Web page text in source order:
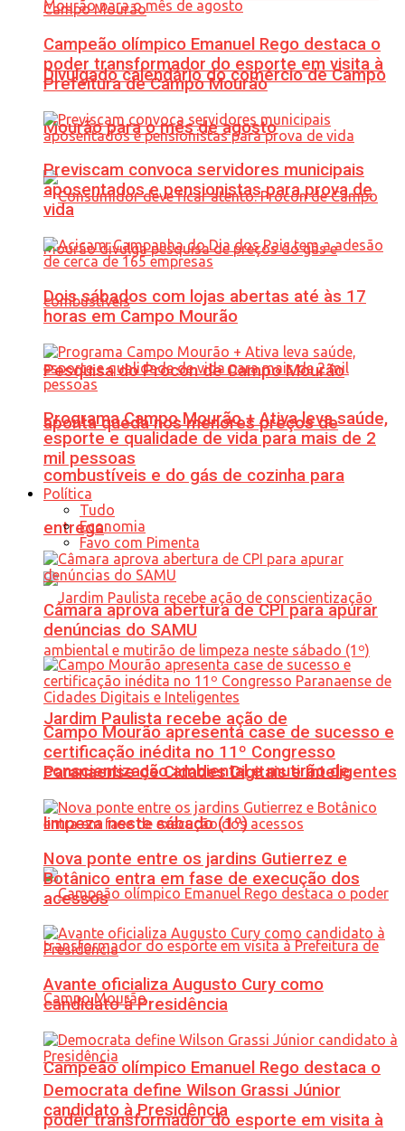
Divulgado calendário do comércio de Campo
Mourão para o mês de agosto
Pesquisa do Procon de Campo Mourão
aponta queda nos menores preços de
combustíveis e do gás de cozinha para
entrega
Jardim Paulista recebe ação de
conscientização ambiental e mutirão de
limpeza neste sábado (1º)
Campeão olímpico Emanuel Rego destaca o
poder transformador do esporte em visita à
Campeão olímpico Emanuel Rego destaca o
poder transformador do esporte em visita à
Prefeitura de Campo Mourão
Previscam convoca servidores municipais
aposentados e pensionistas para prova de
vida
Dois sábados com lojas abertas até às 17
horas em Campo Mourão
Programa Campo Mourão + Ativa leva saúde,
esporte e qualidade de vida para mais de 2
mil pessoas
Política
Tudo
Economia
Favo com Pimenta
Câmara aprova abertura de CPI para apurar
denúncias do SAMU
Campo Mourão apresenta case de sucesso e
certificação inédita no 11º Congresso
Paranaense de Cidades Digitais e Inteligentes
Nova ponte entre os jardins Gutierrez e
Botânico entra em fase de execução dos
acessos
Avante oficializa Augusto Cury como
candidato à Presidência
Democrata define Wilson Grassi Júnior
candidato à Presidência